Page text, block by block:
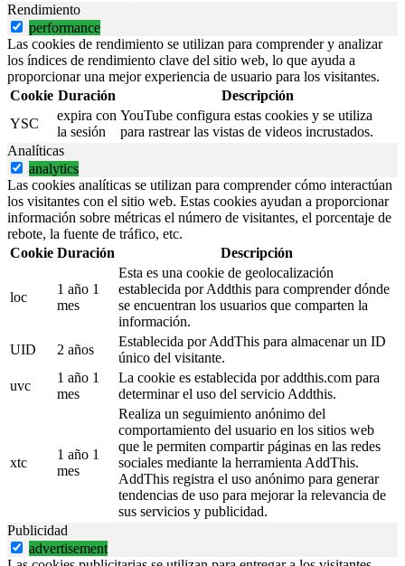
Rendimiento
performance
Las cookies de rendimiento se utilizan para comprender y analizar
los índices de rendimiento clave del sitio web, lo que ayuda a
proporcionar una mejor experiencia de usuario para los visitantes.
Cookie Duración
Descripción
YSC
expira con
la sesión
YouTube configura estas cookies y se utiliza
para rastrear las vistas de videos incrustados.
Analíticas
analytics
Las cookies analíticas se utilizan para comprender cómo interactúan
los visitantes con el sitio web. Estas cookies ayudan a proporcionar
información sobre métricas el número de visitantes, el porcentaje de
rebote, la fuente de tráfico, etc.
Cookie Duración Descripción
loc
1 año 1
mes
Esta es una cookie de geolocalización
establecida por Addthis para comprender dónde
se encuentran los usuarios que comparten la
información.
UID
2 años
Establecida por AddThis para almacenar un ID
único del visitante.
uvc
1 año 1
mes
La cookie es establecida por addthis.com para
determinar el uso del servicio Addthis.
xtc
1 año 1
mes
Realiza un seguimiento anónimo del
comportamiento del usuario en los sitios web
que le permiten compartir páginas en las redes
sociales mediante la herramienta AddThis.
AddThis registra el uso anónimo para generar
tendencias de uso para mejorar la relevancia de
sus servicios y publicidad.
Publicidad
advertisement